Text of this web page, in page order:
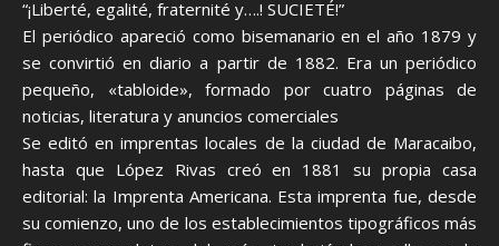
“¡Liberté, egalité, fraternité y….! SUCIETÉ!”
El periódico apareció como bisemanario en el año 1879 y
se convirtió en diario a partir de 1882. Era un periódico
pequeño, «tabloide», formado por cuatro páginas de
noticias, literatura y anuncios comerciales
Se editó en imprentas locales de la ciudad de Maracaibo,
hasta que López Rivas creó en 1881 su propia casa
editorial: la Imprenta Americana. Esta imprenta fue, desde
su comienzo, uno de los establecimientos tipográficos más